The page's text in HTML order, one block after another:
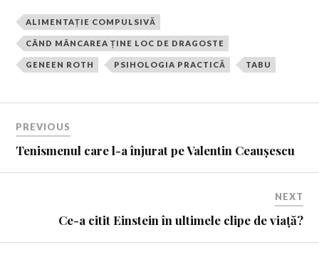
ALIMENTAȚIE COMPULSIVĂ
CÂND MÂNCAREA ȚINE LOC DE DRAGOSTE
GENEEN ROTH PSIHOLOGIA PRACTICĂ TABU
PREVIOUS
Tenismenul care l-a înjurat pe Valentin Ceaușescu
NEXT
Ce-a citit Einstein în ultimele clipe de viață?